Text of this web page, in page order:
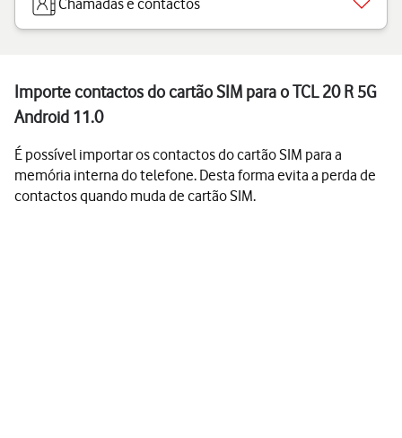
Chamadas e contactos
Importe contactos do cartão SIM para o TCL 20 R 5G
Android 11.0
É possível importar os contactos do cartão SIM para a
memória interna do telefone. Desta forma evita a perda de
contactos quando muda de cartão SIM.